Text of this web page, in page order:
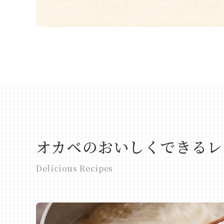
オカベのおいしくできる
Delicious Recipes